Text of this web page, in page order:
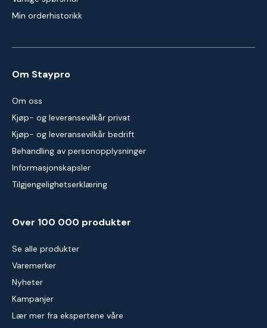
Min orderhistorikk
Om Staypro
Om oss
Kjøp- og leveransevilkår privat
Kjøp- og leveransevilkår bedrift
Behandling av personopplysninger
Informasjonskapsler
Tilgjengelighetserklæring
Over 100 000 produkter
Se alle produkter
Varemerker
Nyheter
Kampanjer
Lær mer fra ekspertene våre